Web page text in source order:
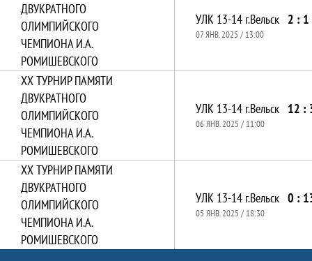
ДВУКРАТНОГО
ОЛИМПИЙСКОГО
ЧЕМПИОНА И.А.
РОМИШЕВСКОГО
УЛК 13-14 г.Вельск 2 : 1
07 ЯНВ. 2025 / 13:00
XХ ТУРНИР ПАМЯТИ
ДВУКРАТНОГО
ОЛИМПИЙСКОГО
ЧЕМПИОНА И.А.
РОМИШЕВСКОГО
УЛК 13-14 г.Вельск 12 :
06 ЯНВ. 2025 / 11:00
XХ ТУРНИР ПАМЯТИ
ДВУКРАТНОГО
ОЛИМПИЙСКОГО
ЧЕМПИОНА И.А.
РОМИШЕВСКОГО
УЛК 13-14 г.Вельск 0 :
05 ЯНВ. 2025 / 18:30